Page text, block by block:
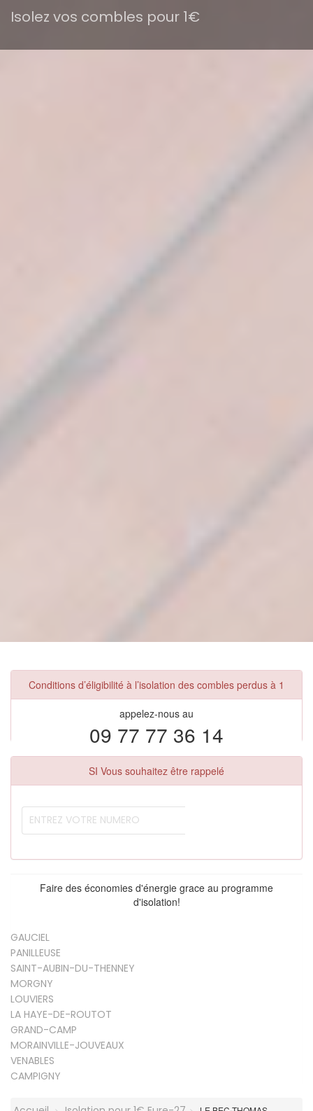
Isolez vos combles pour 1€
Conditions d’éligibilité à l’isolation des combles perdus à 1
appelez-nous au
09 77 77 36 14
SI Vous souhaitez être rappelé
Faire des économies d'énergie grace au programme
d'isolation!
GAUCIEL
PANILLEUSE
SAINT-AUBIN-DU-THENNEY
MORGNY
LOUVIERS
LA HAYE-DE-ROUTOT
GRAND-CAMP
MORAINVILLE-JOUVEAUX
VENABLES
CAMPIGNY